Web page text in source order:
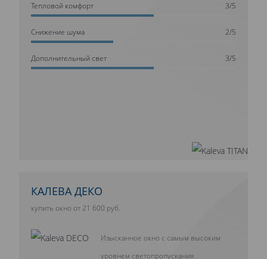
Тепловой комфорт 3/5
Cнижение шума 2/5
Дополнительный свет 3/5
КАЛЕВА ДЕКО
купить окно от 21 600 руб.
Изысканное окно с самым высоким
уровнем светопропускания